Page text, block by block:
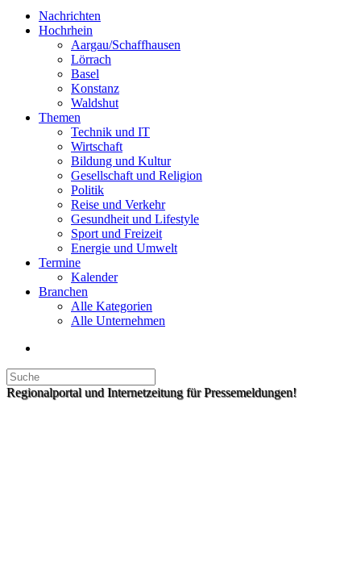
Nachrichten
Hochrhein
Aargau/Schaffhausen
Lörrach
Basel
Konstanz
Waldshut
Themen
Technik und IT
Wirtschaft
Bildung und Kultur
Gesellschaft und Religion
Politik
Reise und Verkehr
Gesundheit und Lifestyle
Sport und Freizeit
Energie und Umwelt
Termine
Kalender
Branchen
Alle Kategorien
Alle Unternehmen
Regionalportal und Internetzeitung für Pressemeldungen!